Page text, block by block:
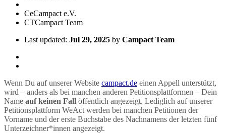
CeCampact e.V.
CTCampact Team
Last updated: Jul 29, 2025 by Campact Team
Wenn Du auf unserer Website campact.de einen Appell unterstützt,
wird – anders als bei manchen anderen Petitionsplattformen – Dein
Name auf keinen Fall öffentlich angezeigt. Lediglich auf unserer
Petitionsplattform WeAct werden bei manchen Petitionen der
Vorname und der erste Buchstabe des Nachnamens der letzten fünf
Unterzeichner*innen angezeigt.